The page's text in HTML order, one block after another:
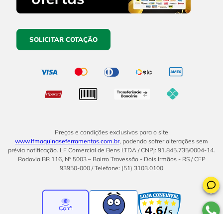
SOLICITAR COTAÇÃO
Preços e condições exclusivos para o site
www.lfmaquinaseferramentas.com.br, podendo sofrer alterações sem
prévia notificação. LF Comercial de Bens LTDA / CNPJ: 91.845.735/0004-14.
Rodovia BR 116, Nº 5003 – Bairro Travessão - Dois Irmãos - RS / CEP
93950-000 / Telefone: (51) 3103.0100